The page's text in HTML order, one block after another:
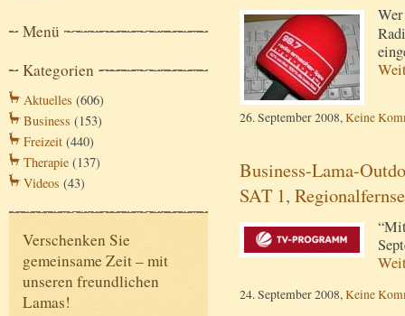
Menü
Kategorien
Aktuelles (606)
Business (153)
Freizeit (440)
Therapie (137)
Videos (43)
Verschenken Sie
gemeinsame Zeit – mit
unseren freundlichen
Lamas!
26. September 2008,Keine
Business-Lama-
SAT 1,
24. September 2008,Keine